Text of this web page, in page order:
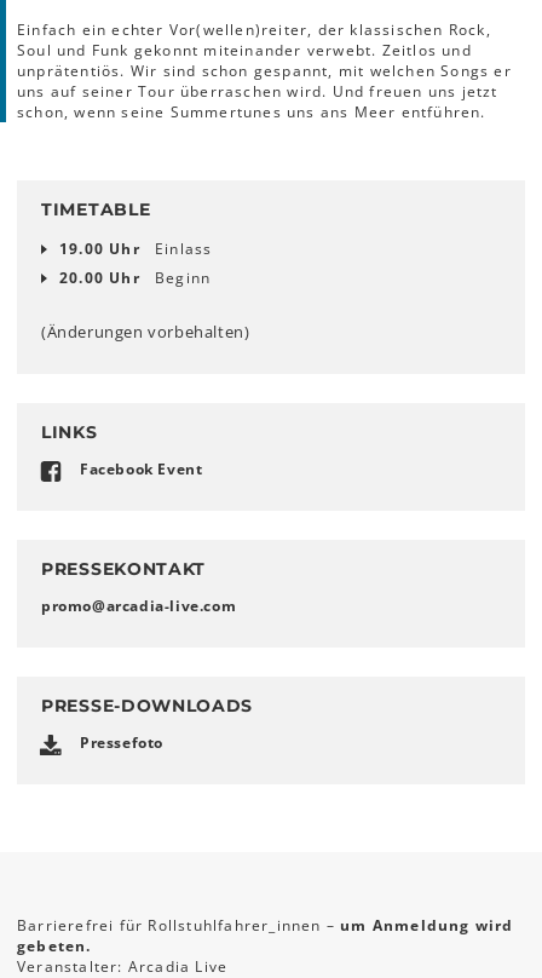
Einfach ein echter Vor(wellen)reiter, der klassischen Rock,
Soul und Funk gekonnt miteinander verwebt. Zeitlos und
unprätentiös. Wir sind schon gespannt, mit welchen Songs er
uns auf seiner Tour überraschen wird. Und freuen uns jetzt
schon, wenn seine Summertunes uns ans Meer entführen.
TIMETABLE
19.00 Uhr
Einlass
20.00 Uhr
Beginn
(Änderungen vorbehalten)
LINKS
Facebook Event
PRESSEKONTAKT
promo@arcadia-live.com
PRESSE-DOWNLOADS
Pressefoto
Barrierefrei für Rollstuhlfahrer_innen – um Anmeldung wird
gebeten.
Veranstalter: Arcadia Live